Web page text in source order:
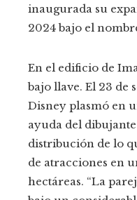
inaugurada su
2024 bajo el
En el edificio de
bajo llave. El 23 de
Disney plasmó en
ayuda del
distribución de lo
de atracciones en
hectáreas. “La